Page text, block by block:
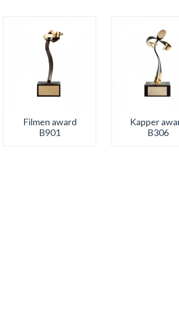
Filmen award
B901
Kapper
B306